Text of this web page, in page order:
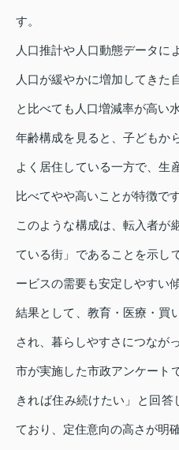
す。
人口推計や人口動態データに
人口が緩やかに増加してきた
と比べても人口増減率が高い
年齢構成を見ると、子どもか
よく居住している一方で、生
比べてやや高いことが特徴です
このような構成は、転入者が
ている街」であることを示し
ービスの需要も安定しやすい
結果として、教育・医療・買
され、暮らしやすさにつなが
市が実施した市政アンケート
きれば住み続けたい」と回
ており、定住意向の高さが明